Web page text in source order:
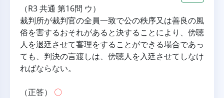
（R3 共通 第16問 ウ）
裁判所が裁判官の全員一致で公の秩序又は善良の風
俗を害するおそれがあると決することにより、傍聴
人を退廷させて審理をすることができる場合であっ
ても、判決の言渡しは、傍聴人を入廷させてしなけ
ればならない。
（正答） 〇